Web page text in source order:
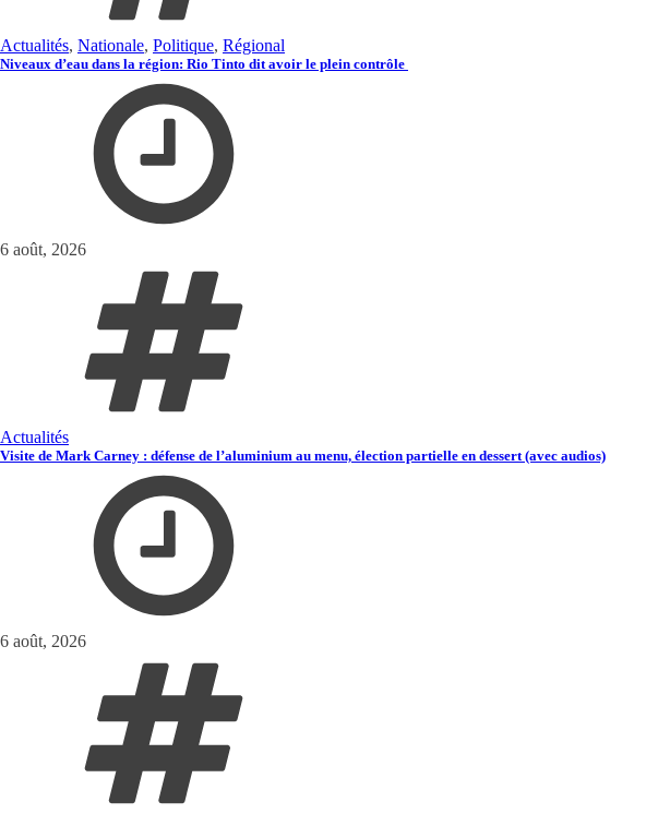
Actualités, Nationale, Politique, Régional
Niveaux d’eau dans la région: Rio Tinto dit avoir le plein contrôle
6 août, 2026
Actualités
Visite de Mark Carney : défense de l’aluminium au menu, élection partielle en dessert (avec audios)
6 août, 2026